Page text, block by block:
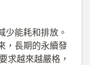
少能耗和排放。
，長期的永續發
求越來越嚴格，